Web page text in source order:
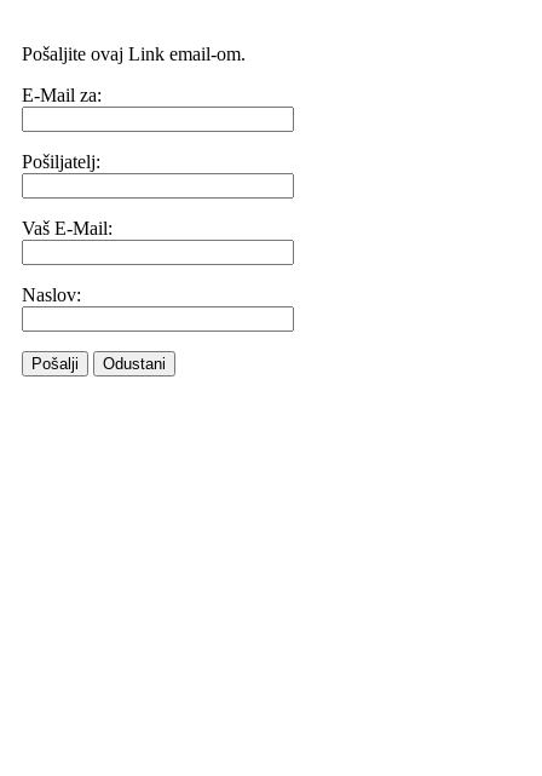
Pošaljite ovaj Link email-om.
E-Mail za:
Pošiljatelj:
Vaš E-Mail:
Naslov:
Pošalji Odustani